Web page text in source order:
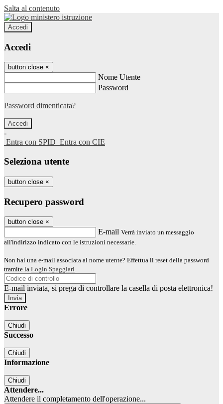
Salta al contenuto
Accedi
Accedi
button close ×
Nome Utente
Password
Password dimenticata?
-
Entra con SPID Entra con CIE
Seleziona utente
button close ×
Recupero password
button close ×
E-mail Verrà inviato un messaggio
all'indirizzo indicato con le istruzioni necessarie.
Non hai una e-mail associata al nome utente? Effettua il reset della password
tramite la Login Spaggiari
E-mail inviata, si prega di controllare la casella di posta elettronica!
Errore
Chiudi
Successo
Chiudi
Informazione
Chiudi
Attendere...
Attendere il completamento dell'operazione...